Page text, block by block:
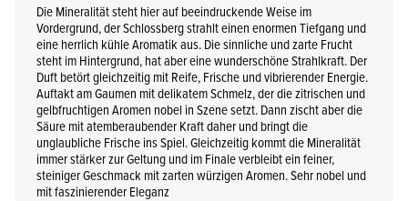
Die Mineralität steht hier auf beeindruckende Weise im
Vordergrund, der Schlossberg strahlt einen enormen Tiefgang und
eine herrlich kühle Aromatik aus. Die sinnliche und zarte Frucht
steht im Hintergrund, hat aber eine wunderschöne Strahlkraft. Der
Duft betört gleichzeitig mit Reife, Frische und vibrierender Energie.
Auftakt am Gaumen mit delikatem Schmelz, der die zitrischen und
gelbfruchtigen Aromen nobel in Szene setzt. Dann zischt aber die
Säure mit atemberaubender Kraft daher und bringt die
unglaubliche Frische ins Spiel. Gleichzeitig kommt die Mineralität
immer stärker zur Geltung und im Finale verbleibt ein feiner,
steiniger Geschmack mit zarten würzigen Aromen. Sehr nobel und
mit faszinierender Eleganz